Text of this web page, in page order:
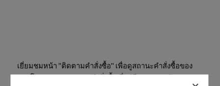
เยี่ยมชมหน้า "ติดตามคำสั่งซื้อ" เพื่อดูสถานะคำสั่งซื้อของ
คุณ โดยกรอกหมายเลขคำสั่งซื้อ ที่อยู่อีเมล และรหัส